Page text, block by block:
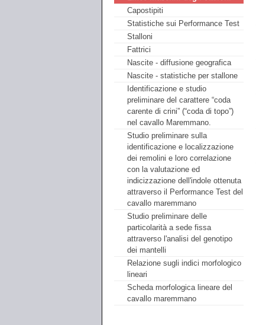
Capostipiti
Statistiche sui Performance Test
Stalloni
Fattrici
Nascite - diffusione geografica
Nascite - statistiche per stallone
Identificazione e studio
preliminare del carattere “coda
carente di crini” (“coda di topo”)
nel cavallo Maremmano.
Studio preliminare sulla
identificazione e localizzazione
dei remolini e loro correlazione
con la valutazione ed
indicizzazione dell'indole ottenuta
attraverso il Performance Test del
cavallo maremmano
Studio preliminare delle
particolarità a sede fissa
attraverso l'analisi del genotipo
dei mantelli
Relazione sugli indici morfologico
lineari
Scheda morfologica lineare del
cavallo maremmano